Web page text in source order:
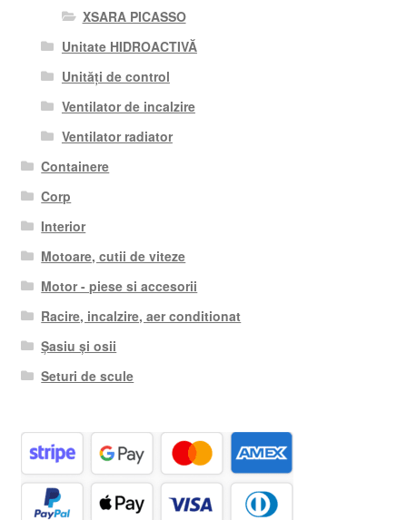
XSARA PICASSO
Unitate HIDROACTIVĂ
Unități de control
Ventilator de incalzire
Ventilator radiator
Containere
Corp
Interior
Motoare, cutii de viteze
Motor - piese si accesorii
Racire, incalzire, aer conditionat
Șasiu și osii
Seturi de scule